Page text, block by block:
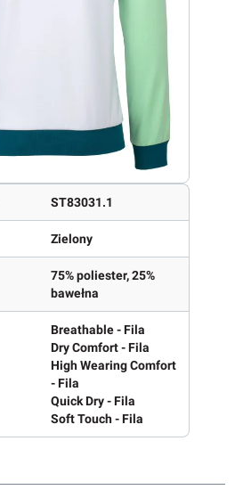
ST83031.1
Zielony
75% poliester, 25%
bawełna
Breathable - Fila
Dry Comfort - Fila
High Wearing Comfort
- Fila
Quick Dry - Fila
Soft Touch - Fila